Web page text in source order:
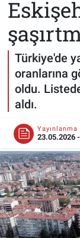
Türkiye'de
oranlarına
oldu.
aldı.
Yayınlanma
23.05.2026
MAGAZİN
KADIN
YEMEK
Eskişehir
Eskişehir
Eskişehir
Süper Lig
Tüm
Son
Haber